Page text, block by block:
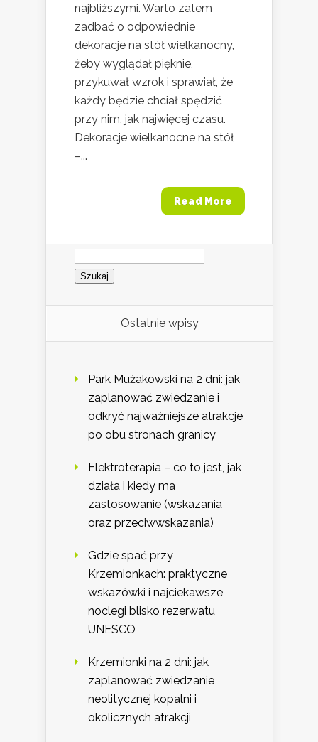
najbliższymi. Warto zatem
zadbać o odpowiednie
dekoracje na stół wielkanocny,
żeby wyglądał pięknie,
przykuwał wzrok i sprawiał, że
każdy będzie chciał spędzić
przy nim, jak najwięcej czasu.
Dekoracje wielkanocne na stół
–...
Read More
Szukaj:
Ostatnie wpisy
Park Mużakowski na 2 dni: jak
zaplanować zwiedzanie i
odkryć najważniejsze atrakcje
po obu stronach granicy
Elektroterapia – co to jest, jak
działa i kiedy ma
zastosowanie (wskazania
oraz przeciwwskazania)
Gdzie spać przy
Krzemionkach: praktyczne
wskazówki i najciekawsze
noclegi blisko rezerwatu
UNESCO
Krzemionki na 2 dni: jak
zaplanować zwiedzanie
neolitycznej kopalni i
okolicznych atrakcji